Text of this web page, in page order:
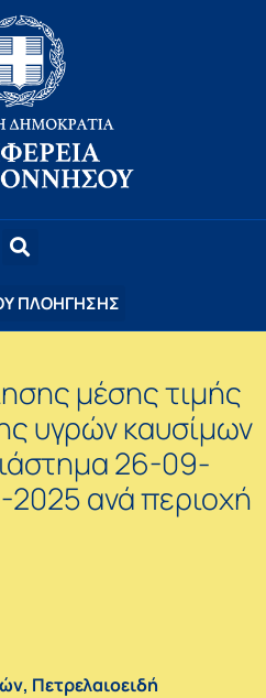
μέσης τιμής
υγρών καυσίμων
26-09-
ανά περιοχή
, Πετρελαιοειδή